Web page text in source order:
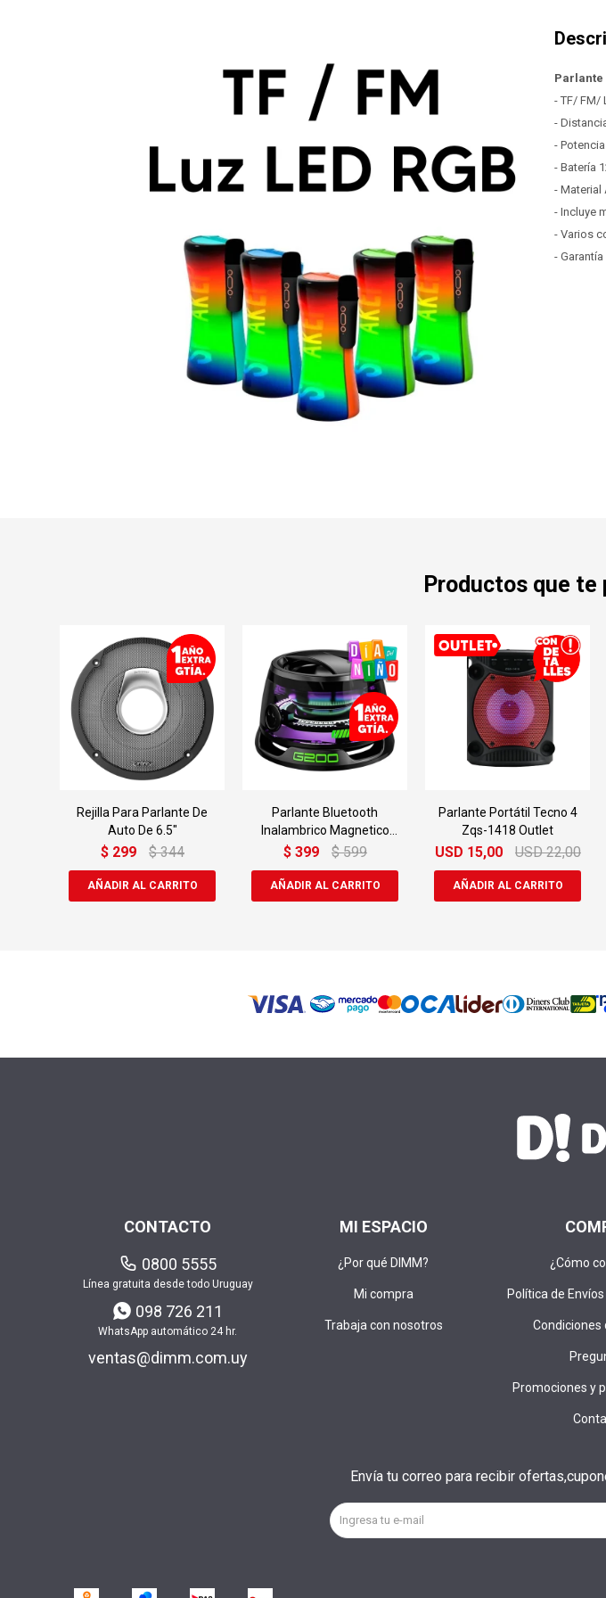
Parlante
- TF/ FM/
-
-
- Batería
- Material
- Incluye
- Varios
-
Productos que
Rejilla Para Parlante De
Auto De 6.5"
$ 299 $ 344
Parlante Bluetooth
Inalambrico Magnetico
Com Luz Led
$ 399 $ 599
Parlante Portátil Tecno 4
Zqs-1418 Outlet
USD 15,00 USD 22,00
MI ESPACIO
¿Por qué DIMM?
Mi compra
Trabaja con nosotros
¿Cómo
Política de
Condiciones
Promociones y
CONTACTO
0800 5555
Línea gratuita desde todo Uruguay
098 726 211
WhatsApp automático 24 hr.
ventas@dimm.com.uy
Envía tu correo para recibir